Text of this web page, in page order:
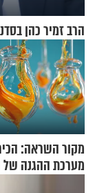
הרב זמיר כהן
מקור השראה:
מערכת ההגנה של